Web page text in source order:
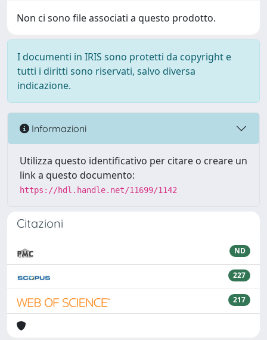
Non ci sono file associati a questo prodotto.
I documenti in IRIS sono protetti da copyright e
tutti i diritti sono riservati, salvo diversa
indicazione.
Informazioni
Utilizza questo identificativo per citare o creare un
link a questo documento:
https://hdl.handle.net/11699/1142
Citazioni
ND
227
217